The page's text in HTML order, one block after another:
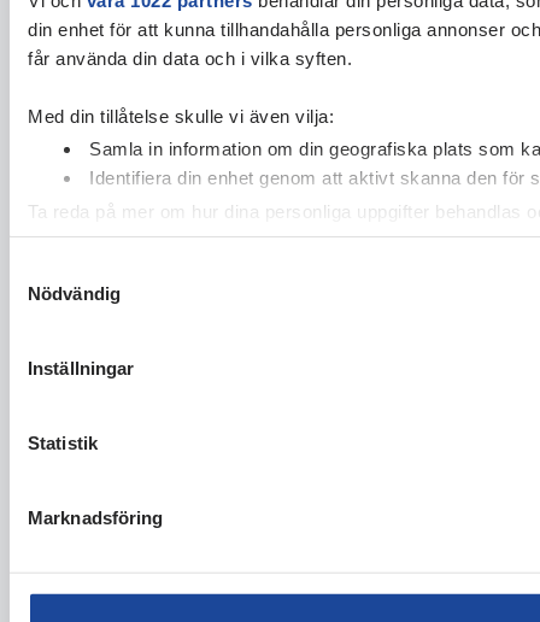
din enhet för att kunna tillhandahålla personliga annonser
får använda din data och i vilka syften.
Med din tillåtelse skulle vi även vilja:
Samla in information om din geografiska plats som
Identifiera din enhet genom att aktivt skanna den för
Ta reda på mer om hur dina personliga uppgifter behandlas
cookie-förklaringen.
Vi använder enhetsidentifierare för att anpassa innehållet
Nödvändig
Inställningar
Statistik
Marknadsföring